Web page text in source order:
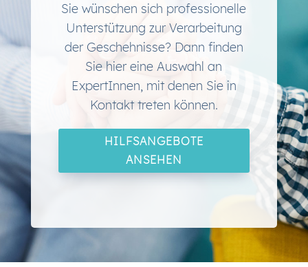
Sie wünschen sich professionelle
Unterstützung zur Verarbeitung
der Geschehnisse? Dann finden
Sie hier eine Auswahl an
ExpertInnen, mit denen Sie in
Kontakt treten können.
HILFSANGEBOTE
ANSEHEN